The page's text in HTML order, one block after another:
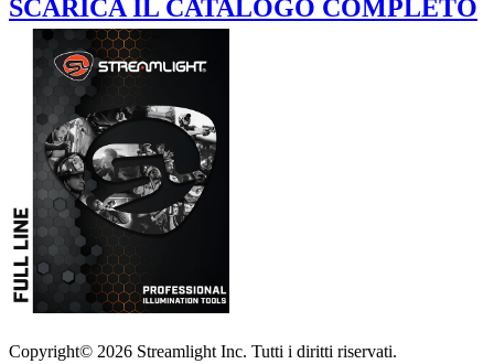
SCARICA IL CATALOGO COMPLETO
Copyright© 2026 Streamlight Inc. Tutti i diritti riservati.